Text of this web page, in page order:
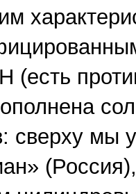
(есть
сверху мы